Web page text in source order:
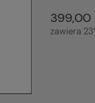
399,00
zawiera